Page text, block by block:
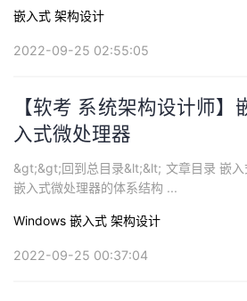
嵌入式 架构设计
2022-09-25 02:55:05
【软考 系统架构设计师
入式微处理器
&gt;&gt;回到总目录&lt;&lt; 文章目录 嵌
嵌入式微处理器的体系结构 ...
Windows 嵌入式 架构设计
2022-09-25 00:37:04